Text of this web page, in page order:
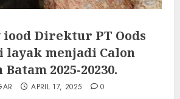
iood Direktur PT Oods
menjadi Calon
2025-20230.
APRIL 17, 2025 0